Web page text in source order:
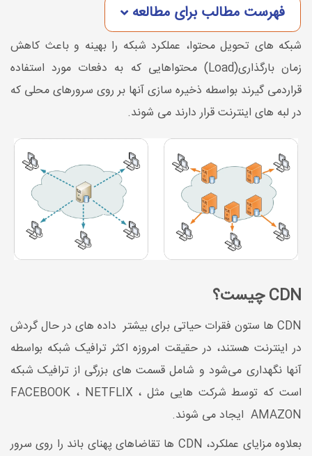
فهرست مطالب برای مطالعه
شبکه های تحویل محتوا، عملکرد شبکه را بهینه و باعث کاهش
زمان بارگذاری(Load) محتواهایی که به دفعات مورد استفاده
قراردمی گیرند بواسطه ذخیره سازی آنها بر روی سرورهای محلی که
در لبه های اینترنت قرار دارند می شوند.
CDN چیست؟
CDN ها ستون فقرات حیاتی برای بیشتر داده های در حال گردش
در اینترنت هستند، در حقیقت امروزه اکثر ترافیک شبکه بواسطه
آنها نگهداری می‌شود و شامل قسمت های بزرگی از ترافیک شبکه
است که توسط شرکت هایی مثل FACEBOOK ، NETFLIX ،
AMAZON ایجاد می شوند.
بعلاوه مزایای عملکرد، CDN ها تقاضاهای پهنای باند را روی سرور